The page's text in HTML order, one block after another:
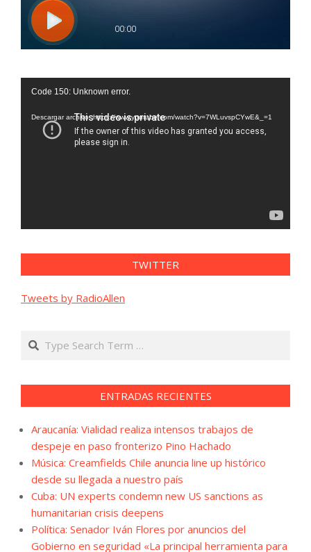
Reproductor
vídeo
Code 150: Unknown error.
Descargar archivo: https://www.youtube.com/watch?v=7WLuvspCYwE&_=1
TWITTER
Tweets by RadioAllen
Search
ENTRADAS RECIENTES
Araucanía: Vialidad realiza intensos trabajos de
despeje en paso fronterizo Pino Hachado
Música: Creamfields Chile anuncia line up histórico
desde su llegada a nuestro país
Cuba: UN experts condemn new US sanctions as
humanitarian crisis deepens
Política: Senador Iván Flores por anuncios del
Gobierno en seguridad «La principal herramienta para